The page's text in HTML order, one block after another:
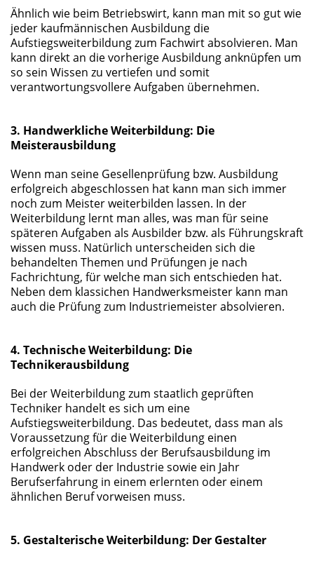
Ähnlich wie beim Betriebswirt, kann man mit so gut wie
jeder kaufmännischen Ausbildung die
Aufstiegsweiterbildung zum Fachwirt absolvieren. Man
kann direkt an die vorherige Ausbildung anknüpfen um
so sein Wissen zu vertiefen und somit
verantwortungsvollere Aufgaben übernehmen.
3. Handwerkliche Weiterbildung: Die
Meisterausbildung
Wenn man seine Gesellenprüfung bzw. Ausbildung
erfolgreich abgeschlossen hat kann man sich immer
noch zum Meister weiterbilden lassen. In der
Weiterbildung lernt man alles, was man für seine
späteren Aufgaben als Ausbilder bzw. als Führungskraft
wissen muss. Natürlich unterscheiden sich die
behandelten Themen und Prüfungen je nach
Fachrichtung, für welche man sich entschieden hat.
Neben dem klassichen Handwerksmeister kann man
auch die Prüfung zum Industriemeister absolvieren.
4. Technische Weiterbildung: Die
Technikerausbildung
Bei der Weiterbildung zum staatlich geprüften
Techniker handelt es sich um eine
Aufstiegsweiterbildung. Das bedeutet, dass man als
Voraussetzung für die Weiterbildung einen
erfolgreichen Abschluss der Berufsausbildung im
Handwerk oder der Industrie sowie ein Jahr
Berufserfahrung in einem erlernten oder einem
ähnlichen Beruf vorweisen muss.
5. Gestalterische Weiterbildung: Der Gestalter